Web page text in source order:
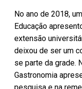
No ano de 2018,
Educação
extensão
deixou de ser um
se parte da grade.
Gastronomia